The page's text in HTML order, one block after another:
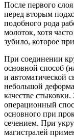
После первого
перед вторым
подобного рода
молоток, хотя
зубило, которое
При соединении
основной способ
и автоматической
небольшой
качестве стыковки.
операционный
основного при
сечением. При
магистралей